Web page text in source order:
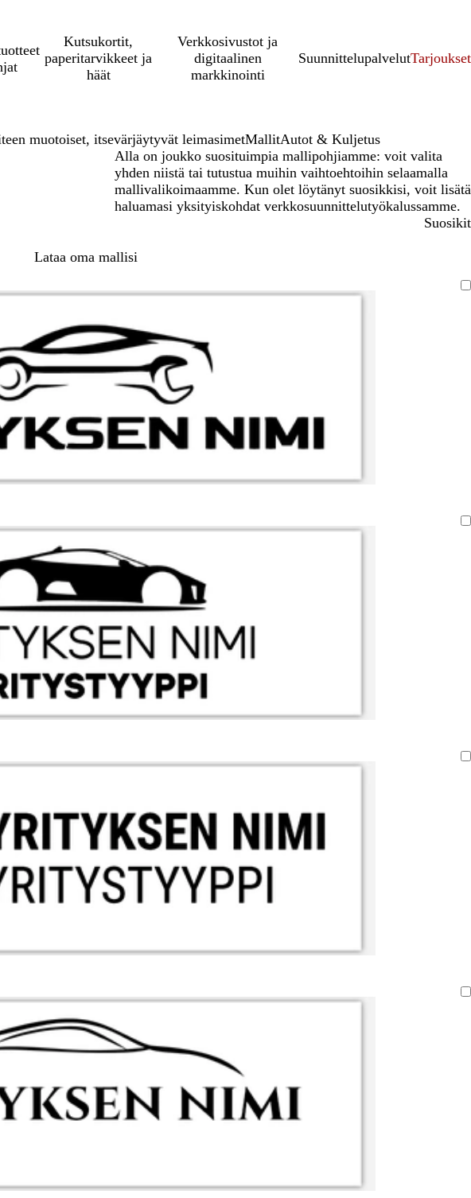
Kutsukortit,
paperitarvikkeet ja
häät
Verkkosivustot ja
digitaalinen
markkinointi
SuunnittelupalvelutTarjoukset
muotoiset, itsevärjäytyvät leimasimetMallitAutot & Kuljetus
Alla on joukko suosituimpia mallipohjiamme: voit valita
yhden niistä tai tutustua muihin vaihtoehtoihin selaamalla
mallivalikoimaamme. Kun olet löytänyt suosikkisi, voit lisätä
haluamasi yksityiskohdat verkkosuunnittelutyökalussamme.
Suosikit
Lataa oma mallisi